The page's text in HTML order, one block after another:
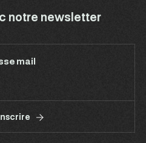
notre newsletter
mail